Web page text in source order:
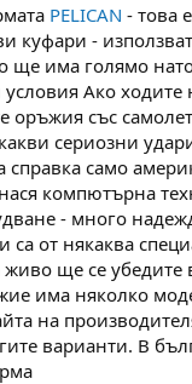
PELICAN - това
куфари -
ще има голямо
Ако
оръжия със
сериозни
справка само
компютърна
- много
са от някаква
живо ще се убедите
има няколко
на
варианти. В